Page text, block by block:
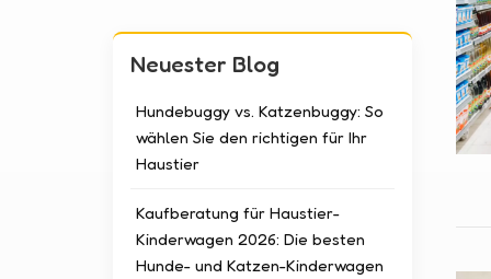
Neuester Blog
Hundebuggy vs. Katzenbuggy: So
wählen Sie den richtigen für Ihr
Haustier
Kaufberatung für Haustier-
Kinderwagen 2026: Die besten
Hunde- und Katzen-Kinderwagen